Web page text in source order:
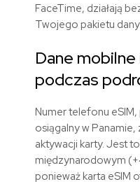
FaceTime, działają
Twojego pakietu
Dane mobilne
podczas
Numer telefonu
osiągalny w
aktywacji karty. Jest
międzynarodowym
ponieważ karta eSIM